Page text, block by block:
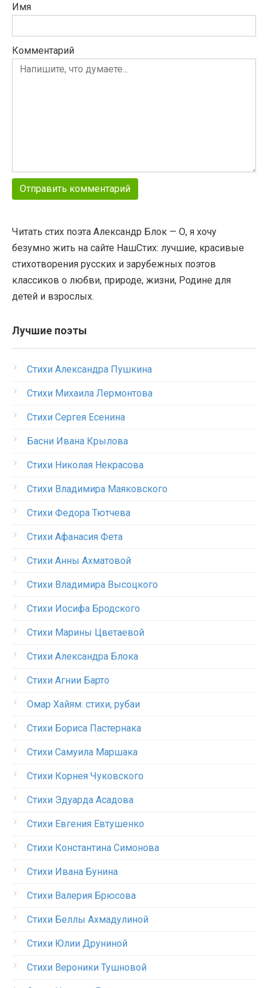
Имя
Комментарий
Читать стих поэта Александр Блок — О, я хочу
безумно жить на сайте НашСтих: лучшие, красивые
стихотворения русских и зарубежных поэтов
классиков о любви, природе, жизни, Родине для
детей и взрослых.
Лучшие поэты
Стихи Александра Пушкина
Стихи Михаила Лермонтова
Стихи Сергея Есенина
Басни Ивана Крылова
Стихи Николая Некрасова
Стихи Владимира Маяковского
Стихи Федора Тютчева
Стихи Афанасия Фета
Стихи Анны Ахматовой
Стихи Владимира Высоцкого
Стихи Иосифа Бродского
Стихи Марины Цветаевой
Стихи Александра Блока
Стихи Агнии Барто
Омар Хайям: стихи, рубаи
Стихи Бориса Пастернака
Стихи Самуила Маршака
Стихи Корнея Чуковского
Стихи Эдуарда Асадова
Стихи Евгения Евтушенко
Стихи Константина Симонова
Стихи Ивана Бунина
Стихи Валерия Брюсова
Стихи Беллы Ахмадулиной
Стихи Юлии Друниной
Стихи Вероники Тушновой